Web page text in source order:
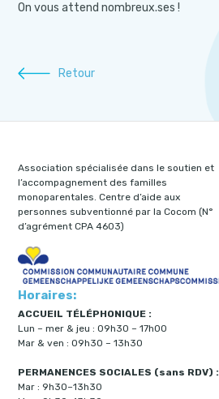
On vous attend nombreux.ses !
Retour
Association spécialisée dans le soutien et
l’accompagnement des familles
monoparentales. Centre d’aide aux
personnes subventionné par la Cocom (N°
d’agrément CPA 4603)
Horaires:
ACCUEIL TÉLÉPHONIQUE :
Lun – mer & jeu : 09h30 – 17h00
Mar & ven : 09h30 – 13h30
PERMANENCES SOCIALES (sans RDV) :
Mar : 9h30–13h30